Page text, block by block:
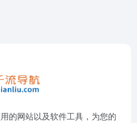
的网站以及软件工具，为您的